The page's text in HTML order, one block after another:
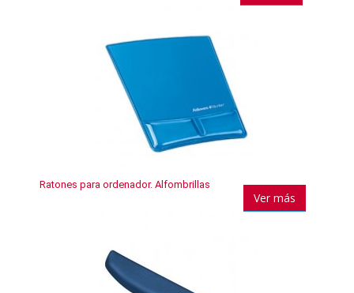
Ratones para ordenador. Alfombrillas
Ver más